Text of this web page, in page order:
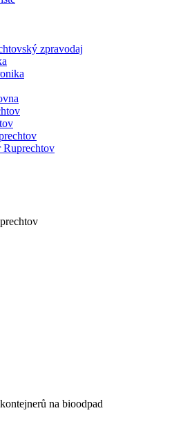
zpravodaj
Ruprechtov
na bioodpad